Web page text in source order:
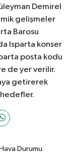
Demirel
gelişmeler
Barosu
Isparta konser
posta kodu
de yer verilir.
getirerek
hedefler.
Durumu